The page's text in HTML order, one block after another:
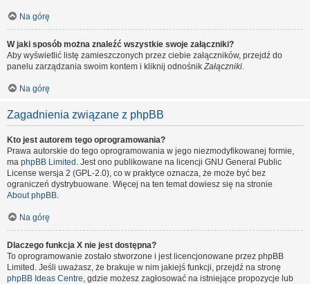
Na górę
W jaki sposób można znaleźć wszystkie swoje załączniki?
Aby wyświetlić listę zamieszczonych przez ciebie załączników, przejdź do
panelu zarządzania swoim kontem i kliknij odnośnikZałączniki.
Na górę
Zagadnienia związane z phpBB
Kto jest autorem tego oprogramowania?
Prawa autorskie do tego oprogramowania w jego niezmodyfikowanej formie,
ma phpBB Limited . Jest ono publikowane na licencji GNU General Public
License wersja 2 (GPL-2.0), co w praktyce oznacza, że może być bez
ograniczeń dystrybuowane. Więcej na ten temat dowiesz się na stronie
About phpBB.
Na górę
Dlaczego funkcja X nie jest dostępna?
To oprogramowanie zostało stworzone i jest licencjonowane przez phpBB
Limited. Jeśli uważasz, że brakuje w nim jakiejś funkcji, przejdź na stronę
phpBB Ideas Centre, gdzie możesz zagłosować na istniejące propozycje lub